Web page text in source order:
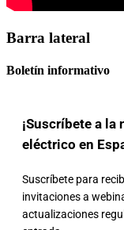
Barra lateral
Boletín informativo
¡Suscríbete a
eléctrico en
Suscríbete para
invitaciones a
actualizaciones